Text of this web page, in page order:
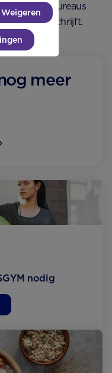
je daar inschrijft.
meer
nodig
Weigeren